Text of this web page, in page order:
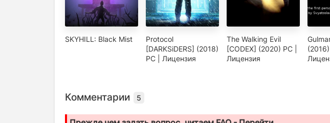
SKYHILL: Black Mist
Protocol
[DARKSiDERS] (2018)
PC | Лицензия
The Walking Evil
[CODEX] (2020) PC |
Лицензия
(2016)
Комментарии 5